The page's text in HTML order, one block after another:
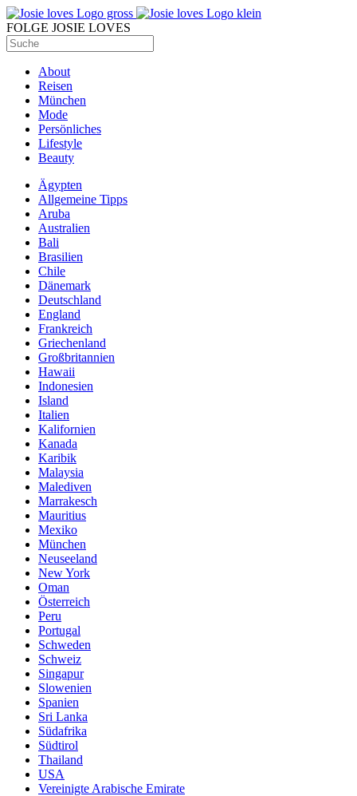
FOLGE JOSIE LOVES
About
Reisen
München
Mode
Persönliches
Lifestyle
Beauty
Ägypten
Allgemeine Tipps
Aruba
Australien
Bali
Brasilien
Chile
Dänemark
Deutschland
England
Frankreich
Griechenland
Großbritannien
Hawaii
Indonesien
Island
Italien
Kalifornien
Kanada
Karibik
Malaysia
Malediven
Marrakesch
Mauritius
Mexiko
München
Neuseeland
New York
Oman
Österreich
Peru
Portugal
Schweden
Schweiz
Singapur
Slowenien
Spanien
Sri Lanka
Südafrika
Südtirol
Thailand
USA
Vereinigte Arabische Emirate